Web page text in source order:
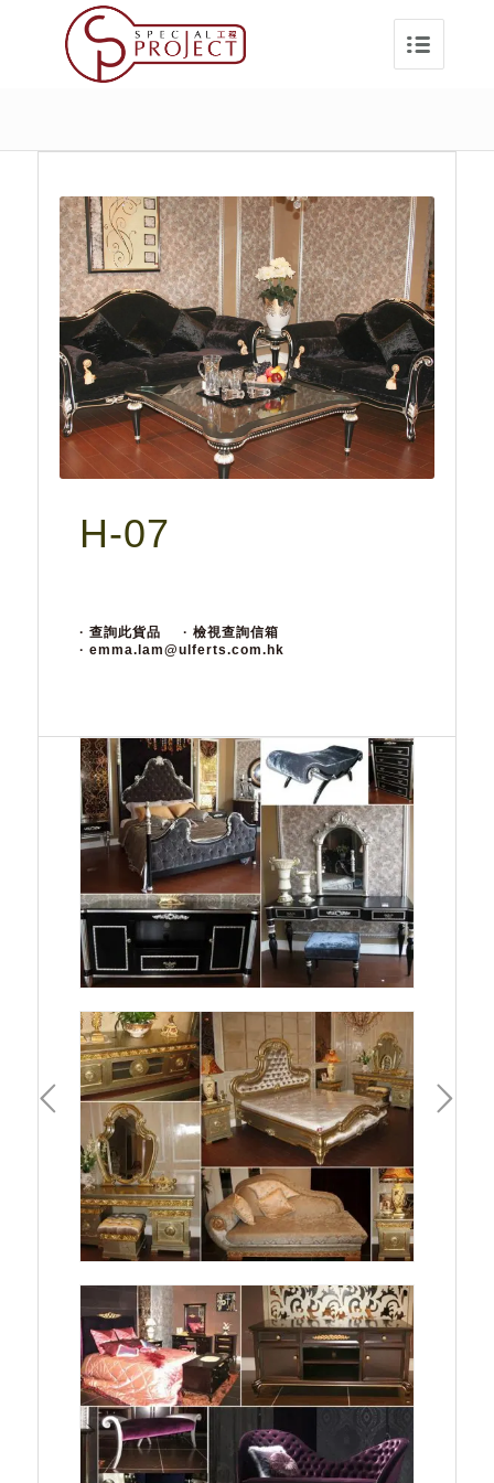
H-07
· 查詢此貨品
· 檢視查詢信箱
· emma.lam@ulferts.com.hk
下一頁